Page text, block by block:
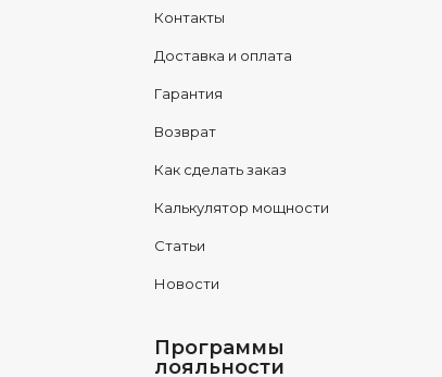
Контакты
Доставка и оплата
Гарантия
Возврат
Как сделать заказ
Калькулятор мощности
Статьи
Новости
Программы
лояльности